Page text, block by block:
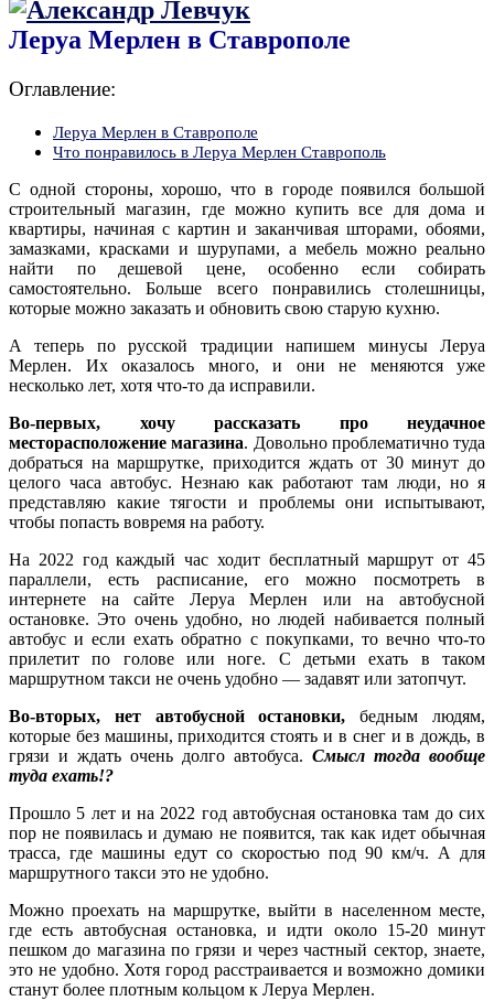
Леруа Мерлен в Ставрополе
Оглавление:
Леруа Мерлен в Ставрополе
Что понравилось в Леруа Мерлен Ставрополь
С одной стороны, хорошо, что в городе появился большой
строительный магазин, где можно купить все для дома и
квартиры, начиная с картин и заканчивая шторами, обоями,
замазками, красками и шурупами, а мебель можно реально
найти по дешевой цене, особенно если собирать
самостоятельно. Больше всего понравились столешницы,
которые можно заказать и обновить свою старую кухню.
А теперь по русской традиции напишем минусы Леруа
Мерлен. Их оказалось много, и они не меняются уже
несколько лет, хотя что-то да исправили.
Во-первых, хочу рассказать про неудачное
месторасположение магазина. Довольно проблематично туда
добраться на маршрутке, приходится ждать от 30 минут до
целого часа автобус. Незнаю как работают там люди, но я
представляю какие тягости и проблемы они испытывают,
чтобы попасть вовремя на работу.
На 2022 год каждый час ходит бесплатный маршрут от 45
параллели, есть расписание, его можно посмотреть в
интернете на сайте Леруа Мерлен или на автобусной
остановке. Это очень удобно, но людей набивается полный
автобус и если ехать обратно с покупками, то вечно что-то
прилетит по голове или ноге. С детьми ехать в таком
маршрутном такси не очень удобно — задавят или затопчут.
Во-вторых, нет автобусной остановки, бедным людям,
которые без машины, приходится стоять и в снег и в дождь, в
грязи и ждать очень долго автобуса. Смысл тогда вообще
туда ехать!?
Прошло 5 лет и на 2022 год автобусная остановка там до сих
пор не появилась и думаю не появится, так как идет обычная
трасса, где машины едут со скоростью под 90 км/ч. А для
маршрутного такси это не удобно.
Можно проехать на маршрутке, выйти в населенном месте,
где есть автобусная остановка, и идти около 15-20 минут
пешком до магазина по грязи и через частный сектор, знаете,
это не удобно. Хотя город расстраивается и возможно домики
станут более плотным кольцом к Леруа Мерлен.